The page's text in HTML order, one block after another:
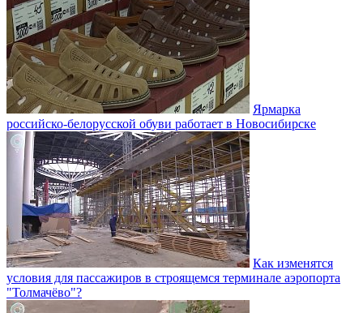
Ярмарка
российско-белорусской обуви работает в Новосибирске
Как изменятся
условия для пассажиров в строящемся терминале аэропорта
"Толмачёво"?